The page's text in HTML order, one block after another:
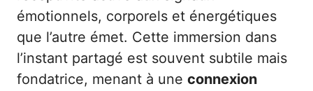
émotionnels, corporels et énergétiques
que l’autre émet. Cette immersion dans
l’instant partagé est souvent subtile mais
fondatrice, menant à une connexion